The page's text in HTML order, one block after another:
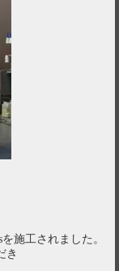
施工されました。
き